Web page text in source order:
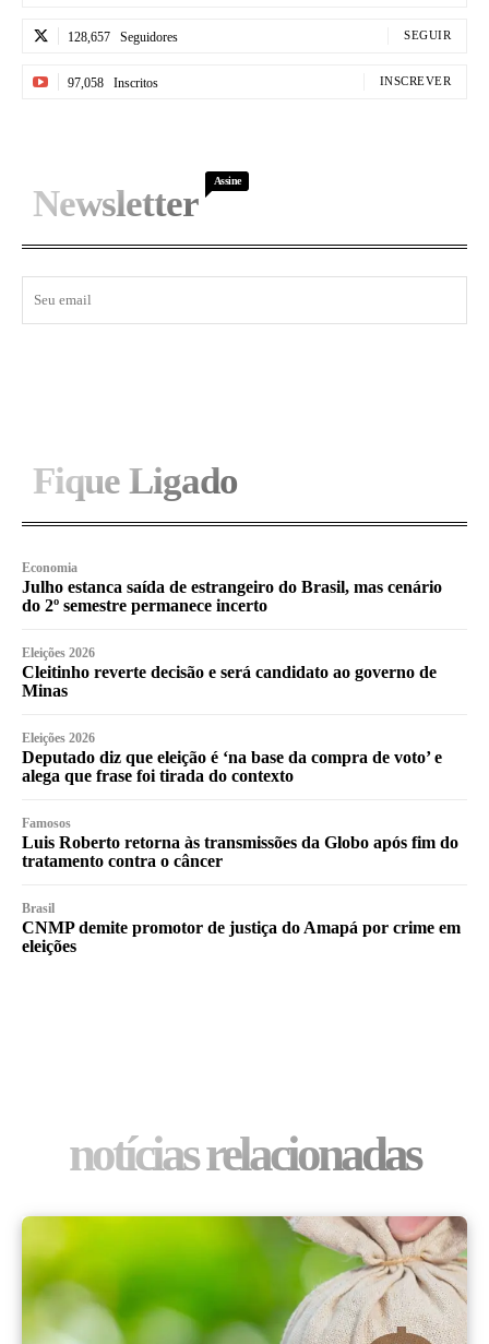
128,657 Seguidores SEGUIR
97,058 Inscritos INSCREVER
Newsletter
Assine
Fique Ligado
Economia
Julho estanca saída de estrangeiro do Brasil, mas cenário
do 2º semestre permanece incerto
Eleições 2026
Cleitinho reverte decisão e será candidato ao governo de
Minas
Eleições 2026
Deputado diz que eleição é ‘na base da compra de voto’ e
alega que frase foi tirada do contexto
Famosos
Luis Roberto retorna às transmissões da Globo após fim do
tratamento contra o câncer
Brasil
CNMP demite promotor de justiça do Amapá por crime em
eleições
notícias relacionadas